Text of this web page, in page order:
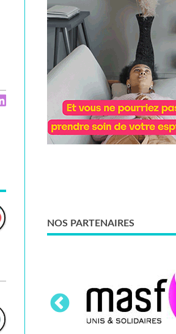
NOS PARTENAIRES